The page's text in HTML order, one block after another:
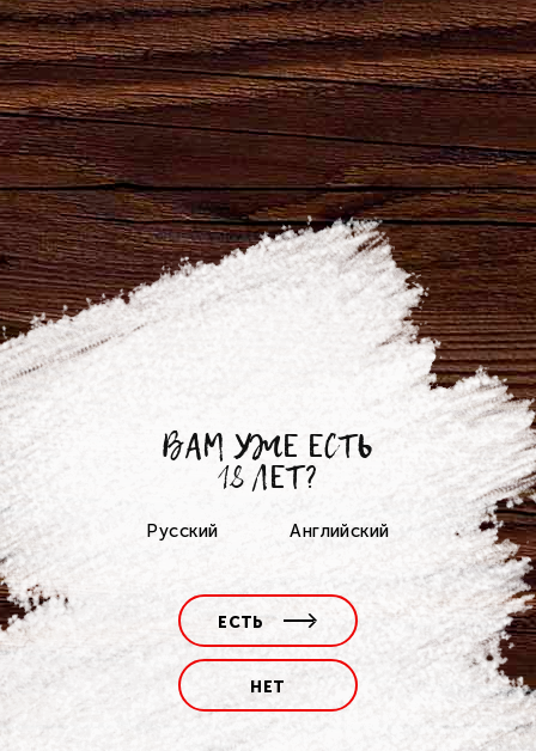
ВАМ УЖЕ ЕСТЬ
18 ЛЕТ?
Русский Английский
ЕСТЬ
НЕТ
День Пищевика
< >